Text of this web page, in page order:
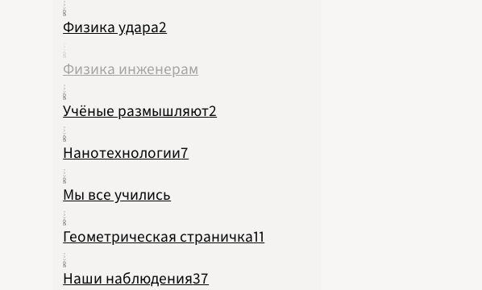
Физика удара2
Физика инженерам
Учёные размышляют2
Нанотехнологии7
Мы все учились
Геометрическая страничка11
Наши наблюдения37